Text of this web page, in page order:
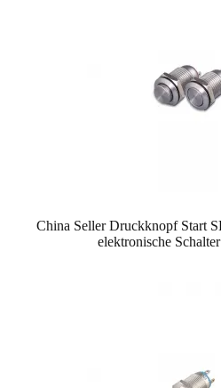
China Seller Druckknopf Start
elektronische